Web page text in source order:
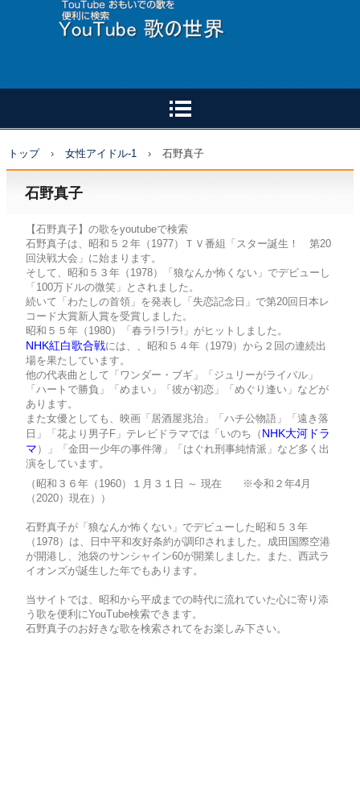
トップ › 女性アイドル-1 › 石野真子
石野真子
【石野真子】の歌をyoutubeで検索
石野真子は、昭和５２年（1977）ＴＶ番組「スター誕生！ 第20
回決戦大会」に始まります。
そして、昭和５３年（1978）「狼なんか怖くない」でデビューし
「100万ドルの微笑」とされました。
続いて「わたしの首領」を発表し「失恋記念日」で第20回日本レ
コード大賞新人賞を受賞しました。
昭和５５年（1980）「春ラ!ラ!ラ!」がヒットしました。
NHK紅白歌合戦には、、昭和５４年（1979）から２回の連続出
場を果たしています。
他の代表曲として「ワンダー・ブギ」「ジュリーがライバル」
「ハートで勝負」「めまい」「彼が初恋」「めぐり逢い」などが
あります。
また女優としても、映画「居酒屋兆治」「ハチ公物語」「遠き落
日」「花より男子F」テレビドラマでは「いのち（ NHK大河ドラ
マ ）」「金田一少年の事件簿」「はぐれ刑事純情派」など多く出
演をしています。
（昭和３６年（1960）１月３１日 ～ 現在 ※令和２年4月
（2020）現在））
石野真子が「狼なんか怖くない」でデビューした昭和５３年
（1978）は、日中平和友好条約が調印されました。成田国際空港
が開港し、池袋のサンシャイン60が開業しました。また、西武ラ
イオンズが誕生した年でもあります。
当サイトでは、昭和から平成までの時代に流れていた心に寄り添
う歌を便利にYouTube検索できます。
石野真子のお好きな歌を検索されてをお楽しみ下さい。